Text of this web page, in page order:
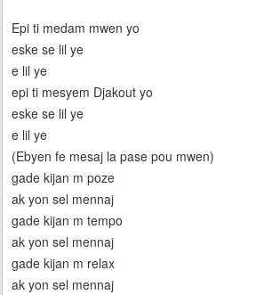
Epi ti medam mwen yo
eske se lil ye
e lil ye
epi ti mesyem Djakout yo
eske se lil ye
e lil ye
(Ebyen fe mesaj la pase pou mwen)
gade kijan m poze
ak yon sel mennaj
gade kijan m tempo
ak yon sel mennaj
gade kijan m relax
ak yon sel mennaj